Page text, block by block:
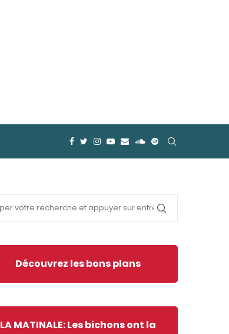
Découvrez les bons plans
LA MATINALE: Les bichons ont la